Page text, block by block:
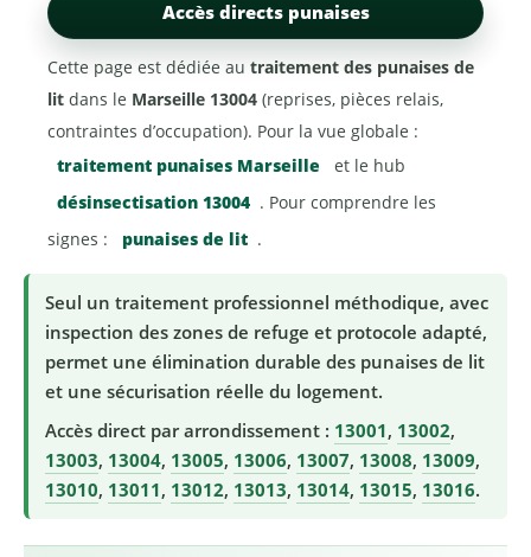
Accès directs punaises
Cette page est dédiée au traitement des punaises de
lit dans le Marseille 13004 (reprises, pièces relais,
contraintes d’occupation). Pour la vue globale :
traitement punaises Marseille
et le hub
désinsectisation 13004 . Pour comprendre les
signes :
punaises de lit .
Seul un traitement professionnel méthodique, avec
inspection des zones de refuge et protocole adapté,
permet une élimination durable des punaises de lit
et une sécurisation réelle du logement.
Accès direct par arrondissement : 13001, 13002,
13003, 13004, 13005, 13006, 13007, 13008, 13009,
13010, 13011, 13012, 13013, 13014, 13015, 13016.